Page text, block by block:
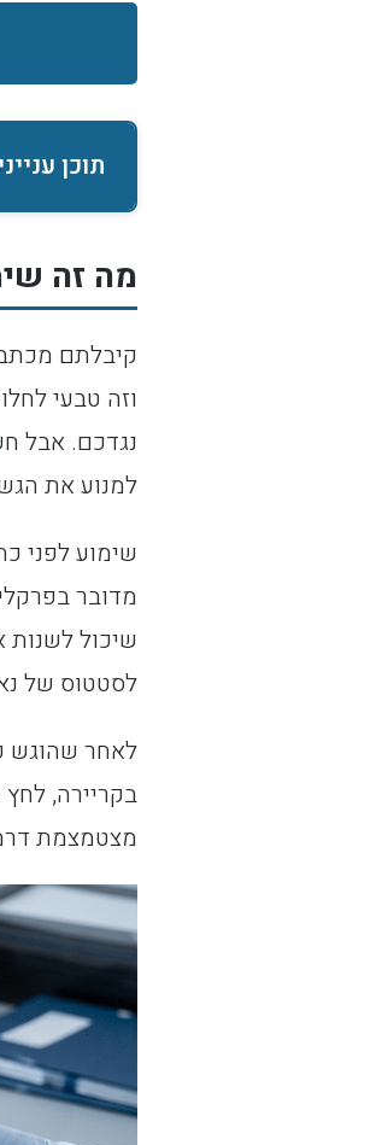
תוכן
מה זה
קיבלתם
וזה טבעי
נגדכם. אבל
למנוע את
שימוע לפני
מדובר
שיכול
לסטטוס של
לאחר שהוגש
בקריירה,
מצטמצמת